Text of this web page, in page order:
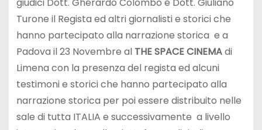
Turone il Regista ed altri giornalisti e storici che
hanno partecipato alla narrazione storica e a
Padova il 23 Novembre al THE SPACE CINEMAdi
Limena con la presenza del regista ed alcuni
testimoni e storici che hanno partecipato alla
narrazione storica per poi essere distribuito nelle
sale di tutta ITALIA e successivamente a livello